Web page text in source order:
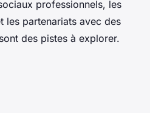
professionnels, les
les partenariats avec des
des pistes à explorer.